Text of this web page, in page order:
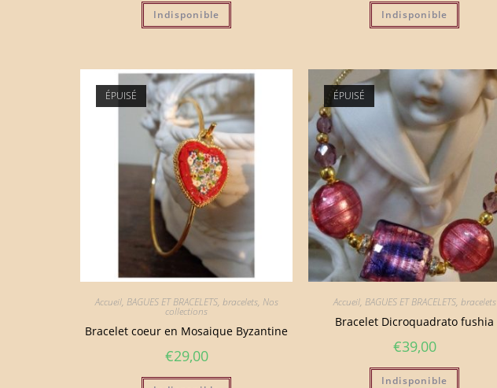
Indisponible Indisponible
ÉPUISÉ
Accueil, BAGUES ET BRACELETS, bracelets, Nos
collections
Bracelet coeur en Mosaique Byzantine
€29,00
ÉPUISÉ
Accueil, BAGUES ET BRACELETS, bracelets
Bracelet Dicroquadrato fushia
€39,00
Indisponible